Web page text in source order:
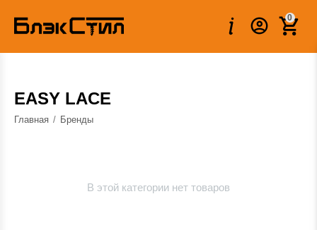
0
EASY LACE
Главная / Бренды
В этой категории нет товаров